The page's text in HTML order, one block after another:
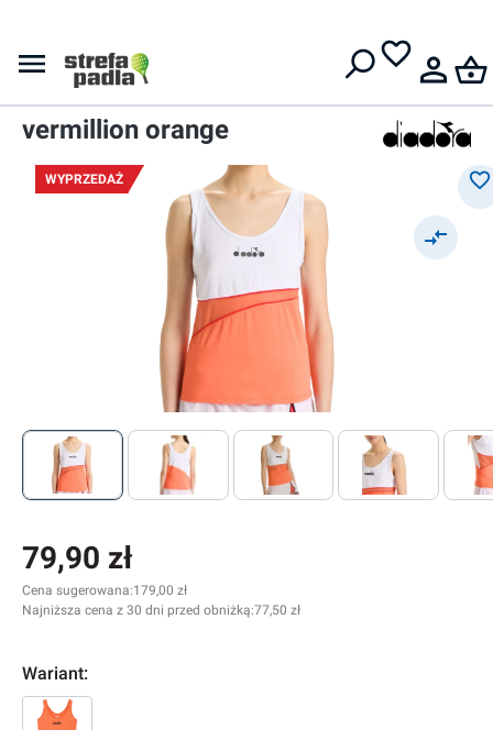
Damski top
Diadora L. Tank Icon W -
vermillion orange
WYPRZEDAŻ
79,90 zł
Cena sugerowana:179,00 zł
Najniższa cena z 30 dni przed obniżką:77,50 zł
Wariant: